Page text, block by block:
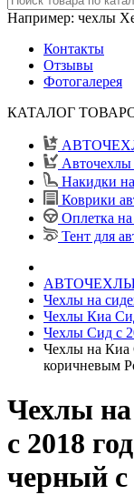
Например: чехлы
Контакты
Отзывы
Фотогалерея
КАТАЛОГ
Авточехлы
Накидки
Коврики
Оплетка на
Тент для
Чехлы на
Чехлы Киа
Чехлы Сид с
Чехлы на Киа
коричневым
Чехлы
с 2018
черный